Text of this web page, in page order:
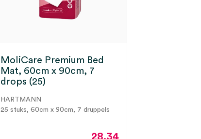
MoliCare Premium Bed
Mat, 60cm x 90cm, 7
drops (25)
HARTMANN
25 stuks, 60cm x 90cm, 7 druppels
28.34